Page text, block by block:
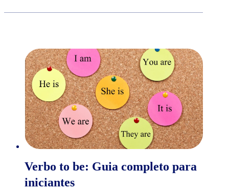
Verbo to be: Guia completo para
iniciantes